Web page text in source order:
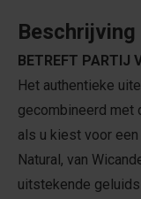
Beschrijving
BETREFT PARTIJ
Het authentieke
gecombineerd met
als u kiest voor
Natural, van
uitstekende